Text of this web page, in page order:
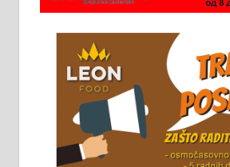
стоваришту „Липа
информација доћи
стовариште у улици
Горког 26 сваког радног
8 до 15 часова. 063/465-045
Чистим све врсте
061/32-13-445